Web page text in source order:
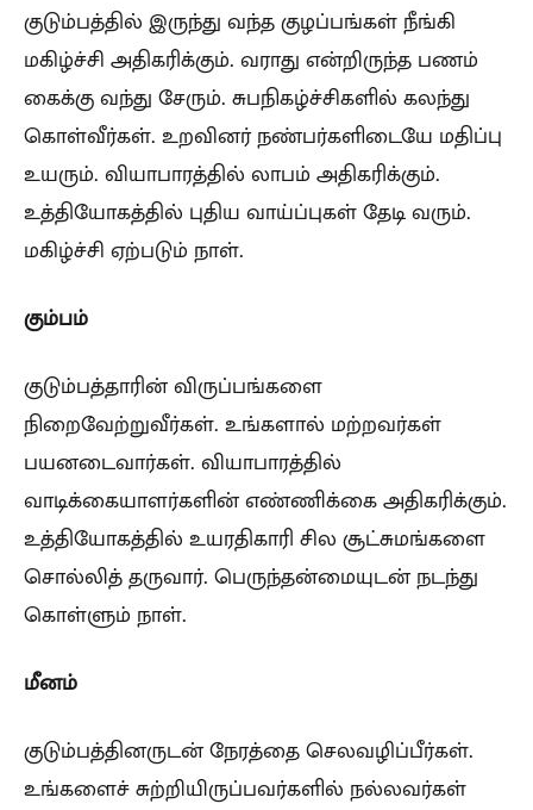
குடும்பத்தில் இருந்து வந்த குழப்பங்கள் நீங்கி
மகிழ்ச்சி அதிகரிக்கும். வராது என்றிருந்த பணம்
கைக்கு வந்து சேரும். சுபநிகழ்ச்சிகளில் கலந்து
கொள்வீர்கள். உறவினர் நண்பர்களிடையே மதிப்பு
உயரும். வியாபாரத்தில் லாபம் அதிகரிக்கும்.
உத்தியோகத்தில் புதிய வாய்ப்புகள் தேடி வரும்.
மகிழ்ச்சி ஏற்படும் நாள்.
கும்பம்
குடும்பத்தாரின் விருப்பங்களை
நிறைவேற்றுவீர்கள். உங்களால் மற்றவர்கள்
பயனடைவார்கள். வியாபாரத்தில்
வாடிக்கையாளர்களின் எண்ணிக்கை அதிகரிக்கும்.
உத்தியோகத்தில் உயரதிகாரி சில சூட்சுமங்களை
சொல்லித் தருவார். பெருந்தன்மையுடன் நடந்து
கொள்ளும் நாள்.
மீனம்
குடும்பத்தினருடன் நேரத்தை செலவழிப்பீர்கள்.
உங்களைச் சுற்றியிருப்பவர்களில் நல்லவர்கள்